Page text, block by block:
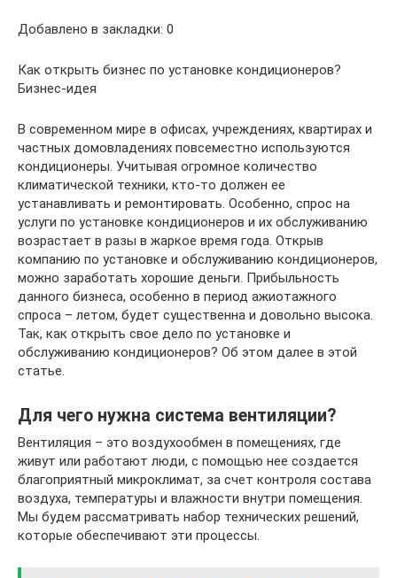
Добавлено в закладки: 0
Как открыть бизнес по установке кондиционеров?
Бизнес-идея
В современном мире в офисах, учреждениях, квартирах и
частных домовладениях повсеместно используются
кондиционеры. Учитывая огромное количество
климатической техники, кто-то должен ее
устанавливать и ремонтировать. Особенно, спрос на
услуги по установке кондиционеров и их обслуживанию
возрастает в разы в жаркое время года. Открыв
компанию по установке и обслуживанию кондиционеров,
можно заработать хорошие деньги. Прибыльность
данного бизнеса, особенно в период ажиотажного
спроса – летом, будет существенна и довольно высока.
Так, как открыть свое дело по установке и
обслуживанию кондиционеров? Об этом далее в этой
статье.
Для чего нужна система вентиляции?
Вентиляция – это воздухообмен в помещениях, где
живут или работают люди, с помощью нее создается
благоприятный микроклимат, за счет контроля состава
воздуха, температуры и влажности внутри помещения.
Мы будем рассматривать набор технических решений,
которые обеспечивают эти процессы.